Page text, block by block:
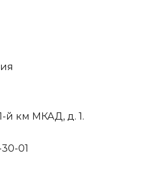
й км МКАД, д. 1.
01